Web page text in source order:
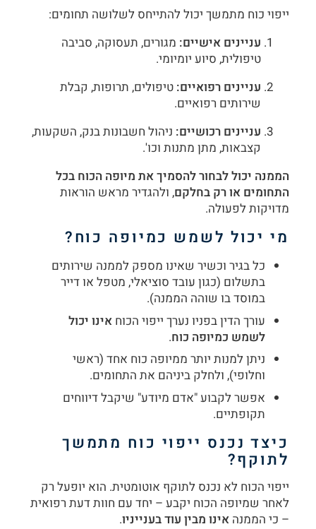
ייפוי כוח מתמשך יכול להתייחס לשלושה תחומים:
עניינים אישיים: מגורים, תעסוקה, סביבה
טיפולית, סיוע יומיומי.
עניינים רפואיים: טיפולים, תרופות, קבלת
שירותים רפואיים.
עניינים רכושיים: ניהול חשבונות בנק, השקעות,
קצבאות, מתן מתנות וכו'.
הממנה יכול לבחור להסמיך את מיופה הכוח בכל
התחומים או רק בחלקם, ולהגדיר מראש הוראות
מדויקות לפעולה.
מי יכול לשמש כמיופה כוח?
כל בגיר וכשיר שאינו מספק לממנה שירותים
בתשלום (כגון עובד סוציאלי, מטפל או דייר
במוסד בו שוהה הממנה).
עורך הדין בפניו נערך ייפוי הכוחאינו יכול
לשמש כמיופה כוח.
ניתן למנות יותר ממיופה כוח אחד (ראשי
וחלופי), ולחלק ביניהם את התחומים.
אפשר לקבוע "אדם מיודע" שיקבל דיווחים
תקופתיים.
כיצד נכנס ייפוי כוח מתמשך
לתוקף?
ייפוי הכוח לא נכנס לתוקף אוטומטית. הוא יופעל רק
לאחר שמיופה הכוח יקבע – יחד עם חוות דעת רפואית
– כי הממנהאינו מבין עוד בענייניו.